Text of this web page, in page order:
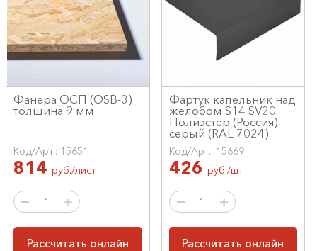
Фанера ОСП (OSB-3)
толщина 9 мм
Код/Арт.: 15651
814 руб./лист
Рассчитать онлайн
Фартук капельник над
желобом S14 SV20
Полиэстер (Россия)
серый (RAL 7024)
Код/Арт.: 15669
426 руб./шт
Рассчитать онлайн